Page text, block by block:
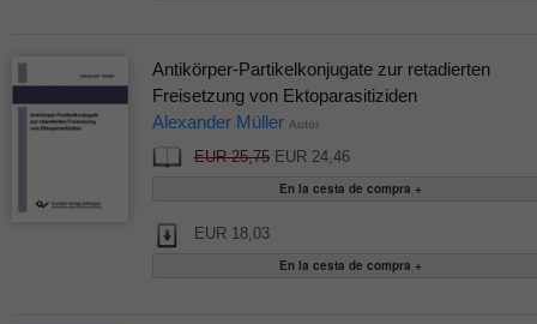
Antikörper-Partikelkonjugate zur retadierten
Freisetzung von Ektoparasitiziden
Alexander Müller Autor
EUR 25,75EUR 24,46
EUR 18,03